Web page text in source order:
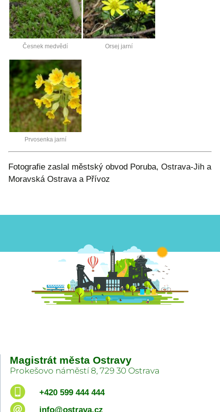
Česnek medvědí Orsej jarní
Prvosenka jarní
Fotografie zaslal městský obvod Poruba, Ostrava-Jih a
Moravská Ostrava a Přívoz
Magistrát města Ostravy
Prokešovo náměstí 8, 729 30 Ostrava
+420 599 444 444
info@ostrava.cz